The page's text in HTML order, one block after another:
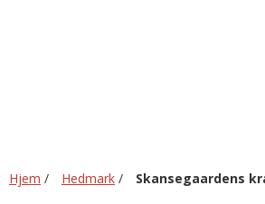
Hjem / Hedmark / Skansegaardens